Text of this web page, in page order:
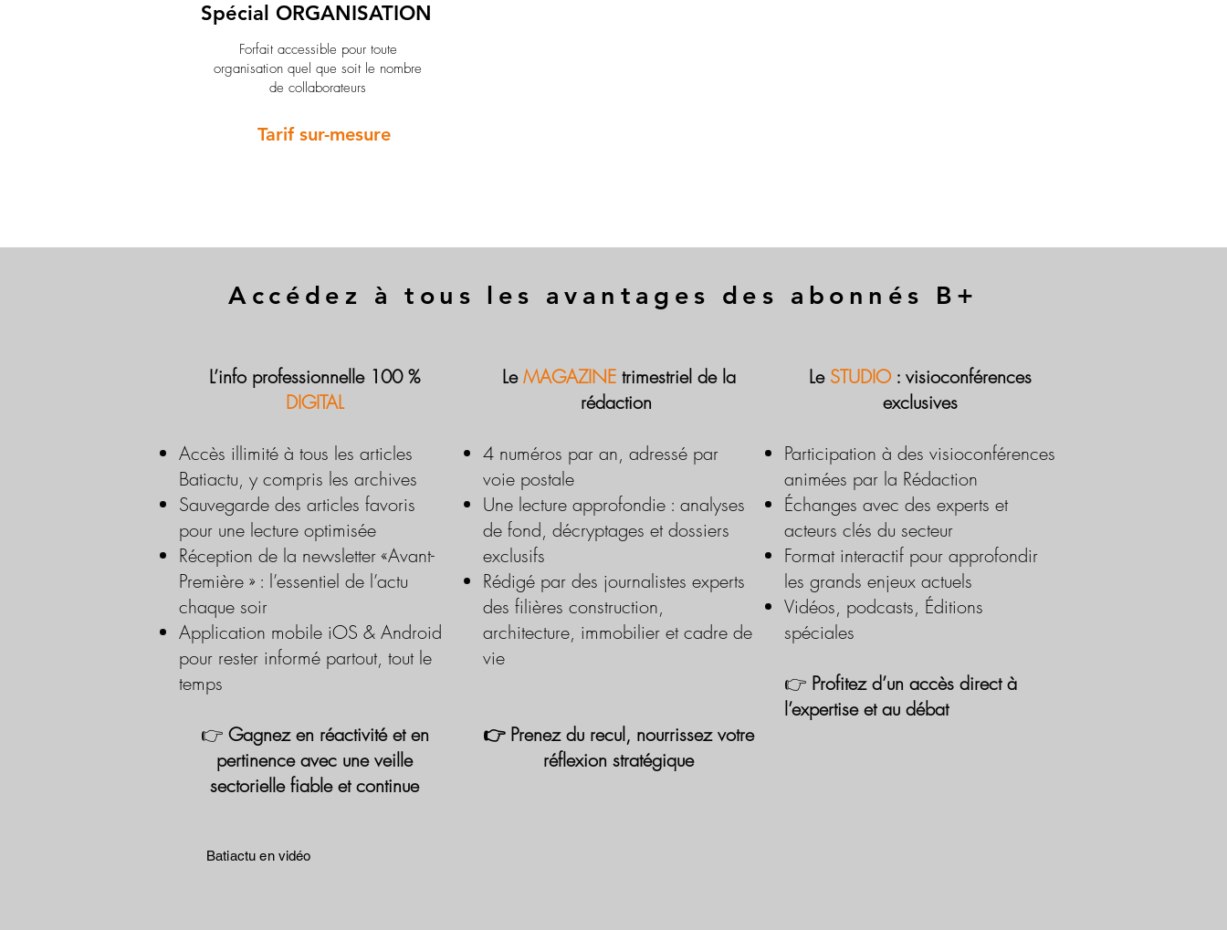
Spécial ORGANISATION
Forfait accessible pour toute
organisation quel que soit le nombre
de collaborateurs
Tarif sur-mesure
Accédez à tous les avantages des abonnés B+
L’info professionnelle 100 %
DIGITAL
Accès illimité à tous les articles
Batiactu, y compris les archives
Sauvegarde des articles favoris
pour une lecture optimisée
Réception de la newsletter «Avant-
Première » : l’essentiel de l’actu
chaque soir
Application mobile iOS & Android
pour rester informé partout, tout le
temps
👉 Gagnez en réactivité et en
pertinence avec une veille
sectorielle fiable et continue
LeMAGAZINE trimestriel de la
rédaction
4 numéros par an, adressé par
voie postale
Une lecture approfondie : analyses
de fond, décryptages et dossiers
exclusifs
Rédigé par des journalistes experts
des filières construction,
architecture, immobilier et cadre de
vie
👉 Prenez du recul, nourrissez votre
réflexion stratégique
Le STUDIO : visioconférences
exclusives
Participation à des visioconférences
animées par la Rédaction
Échanges avec des experts et
acteurs clés du secteur
Format interactif pour approfondir
les grands enjeux actuels
Vidéos, podcasts, Éditions
spéciales
👉 Profitez d’un accès direct à
l’expertise et au débat
Batiactu en vidéo